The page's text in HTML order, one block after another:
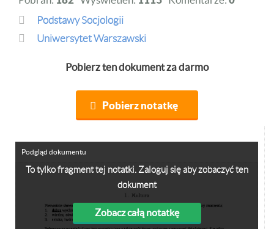
Podstawy Socjologii
Uniwersytet Warszawski
Pobierz ten dokument za darmo
Pobierz notatkę
To tylko fragment tej notatki. Zaloguj się aby zobaczyć ten
dokument
Zobacz całą notatkę
Podgląd dokumentu